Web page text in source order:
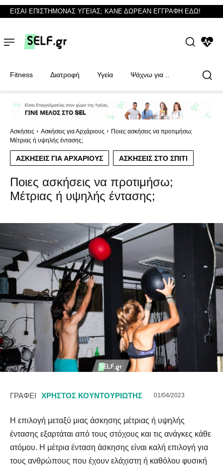
Φυσικοθεραπευτές
Φυσικοθεραπευτές
ΕΙΣΑΙ ΕΠΙΣΤΗΜΟΝΑΣ ΥΓΕΙΑΣ; ΚΑΝΕ ΔΩΡΕΑΝ ΕΓΓΡΑΦΗ ΕΔΩ!
Fitness Διατροφή Υγεία Ψάχνω για ..
Ασκήσεις Ασκήσεις για Αρχάριους
Ποιες ασκήσεις να προτιμήσω;
Μέτριας ή υψηλής έντασης;
ΑΣΚΉΣΕΙΣ ΓΙΑ ΑΡΧΆΡΙΟΥΣ ΑΣΚΉΣΕΙΣ ΣΤΟ ΣΠΊΤΙ
Ποιες ασκήσεις να προτιμήσω;
Μέτριας ή υψηλής έντασης;
ΓΡΑΦΕΙ ΧΡΉΣΤΟΣ ΚΟΥΝΤΟΥΡΙΏΤΗΣ 01/04/2023
Η επιλογή μεταξύ μιας άσκησης μέτριας ή υψηλής
έντασης εξαρτάται από τους στόχους και τις ανάγκες κάθε
ατόμου. Η μέτρια ένταση άσκησης είναι καλή επιλογή για
τους ανθρώπους που έχουν ελάχιστη ή καθόλου φυσική